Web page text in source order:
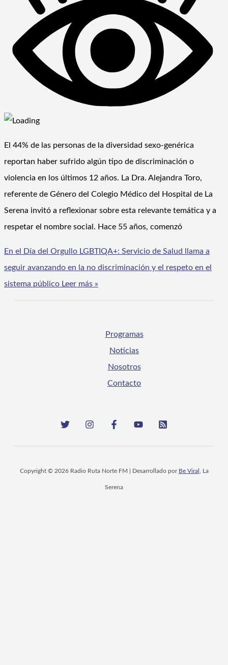
El 44% de las personas de la diversidad sexo-genérica
reportan haber sufrido algún tipo de discriminación o
violencia en los últimos 12 años. La Dra. Alejandra Toro,
referente de Género del Colegio Médico del Hospital de La
Serena invitó a reflexionar sobre esta relevante temática y a
respetar el nombre social. Hace 55 años, comenzó
En el Día del Orgullo LGBTIQA+: Servicio de Salud llama a
seguir avanzando en la no discriminación y el respeto en el
sistema público Leer más »
Programas
Noticias
Nosotros
Contacto
Copyright © 2026 Radio Ruta Norte FM | Desarrollado por Be Viral , La
Serena